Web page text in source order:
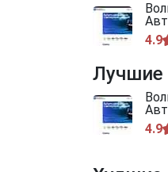
4.9
Лучшие
4.9